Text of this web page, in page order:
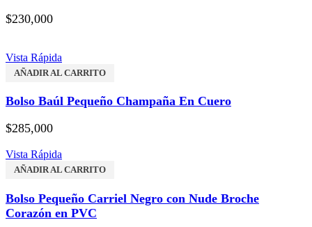
$230,000
Vista Rápida
AÑADIR AL CARRITO
Bolso Baúl Pequeño Champaña En Cuero
$285,000
Vista Rápida
AÑADIR AL CARRITO
Bolso Pequeño Carriel Negro con Nude Broche
Corazón en PVC